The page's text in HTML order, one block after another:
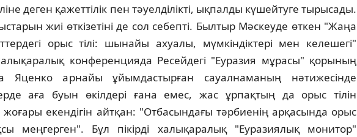
деген қажеттiлiк пен тәуелдiлiктi, ықпалды күшейтуге тырысады.
жиi өткiзетiнi де сол себептi. Былтыр Мәскеуде өткен "Жаңа
орыс тiлi: шынайы ахуалы, мүмкiндiктерi мен келешегi"
конференцияда Ресейдегi "Еуразия мұрасы" қорының
Яценко арнайы ұйымдастырған сауалнаманың нәтижесiнде
аға буын өкiлдерi ғана емес, жас ұрпақтың да орыс тiлiн
жоғары екендiгiн айтқан: "Отбасындағы тәрбиенiң арқасында орыс
меңгерген". Бұл пiкiрдi халықаралық "Еуразиялық монитор"